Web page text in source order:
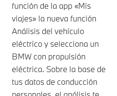
función de la app «Mis
viajes» la nueva función
Análisis del vehículo
eléctrico y selecciona un
BMW con propulsión
eléctrica. Sobre la base de
tus datos de conducción